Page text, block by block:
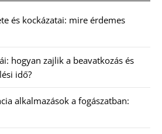
és kockázatai: mire érdemes
hogyan zajlik a beavatkozás és
idő?
alkalmazások a fogászatban: